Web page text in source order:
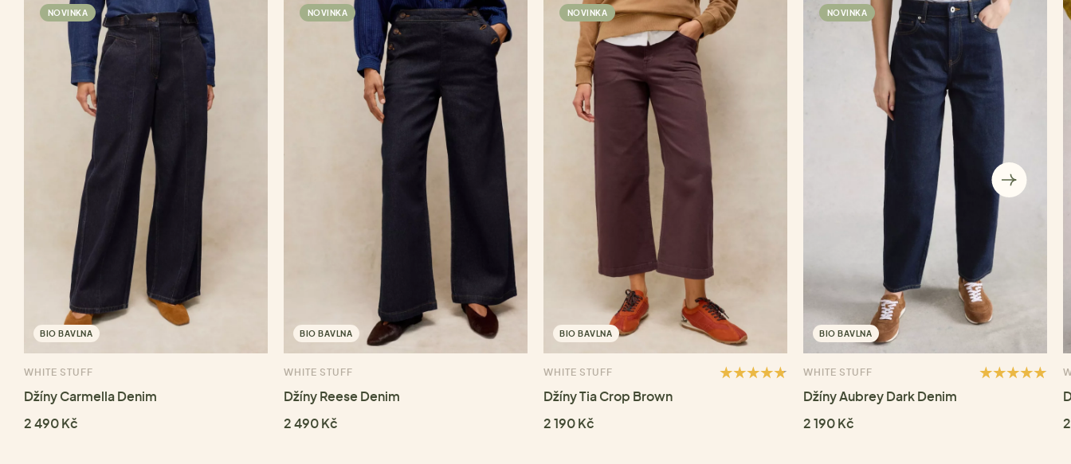
NOVINKA
BIO BAVLNA
WHITE STUFF
Džíny Carmella Denim
2 490 Kč
NOVINKA
BIO BAVLNA
WHITE STUFF
Džíny Reese Denim
2 490 Kč
NOVINKA
BIO BAVLNA
WHITE STUFF
Džíny Tia Crop Brown
2 190 Kč
NOVINKA
BIO BAVLNA
WHITE STUFF
Džíny Aubrey Dark Denim
2 190 Kč